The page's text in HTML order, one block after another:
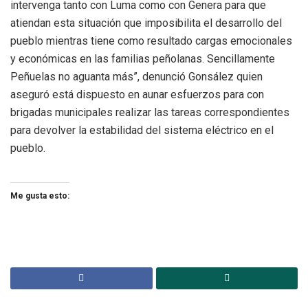
intervenga tanto con Luma como con Genera para que
atiendan esta situación que imposibilita el desarrollo del
pueblo mientras tiene como resultado cargas emocionales
y económicas en las familias peñolanas. Sencillamente
Peñuelas no aguanta más”, denunció Gonsález quien
aseguró está dispuesto en aunar esfuerzos para con
brigadas municipales realizar las tareas correspondientes
para devolver la estabilidad del sistema eléctrico en el
pueblo.
Me gusta esto: